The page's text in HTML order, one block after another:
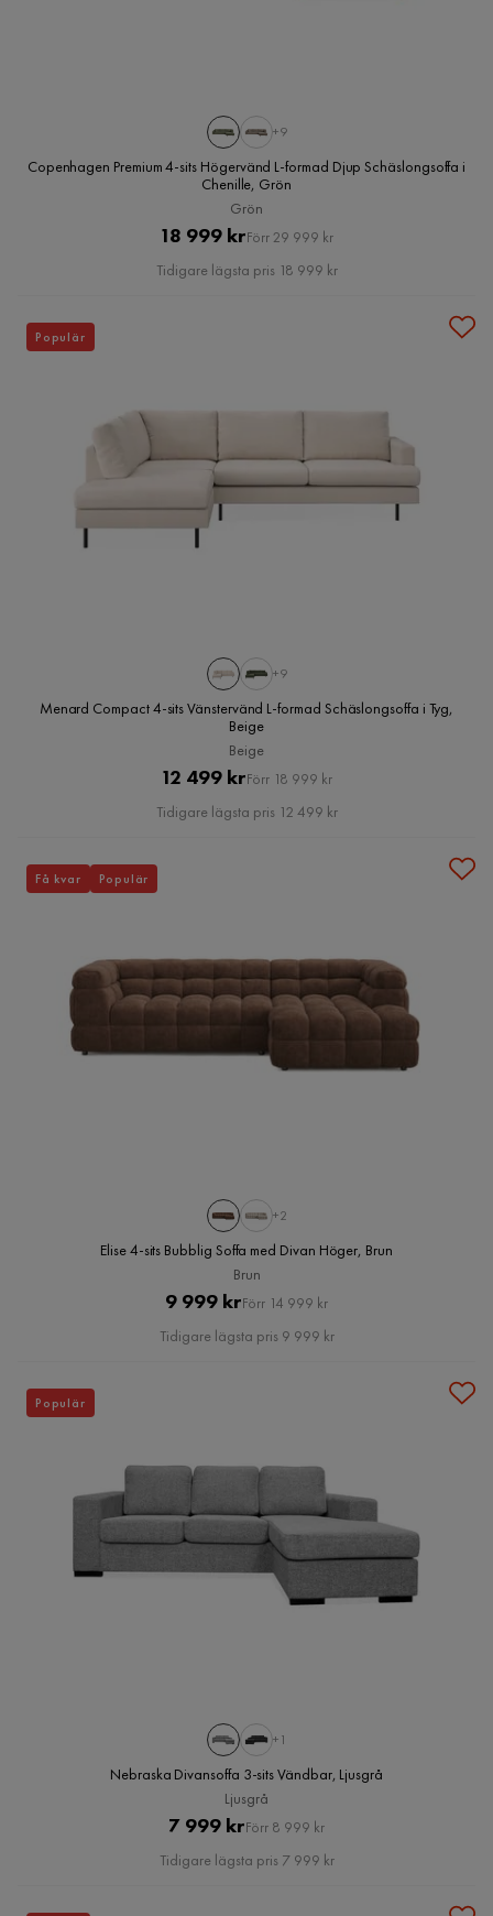
+9
Copenhagen Premium 4-sits Högervänd L-formad Djup Schäslongsoffa i
Chenille, Grön
Grön
Pris
18 999 krOriginal
Pris
Förr 29 999 kr
Tidigare lägsta pris 18 999 kr
+9
Menard Compact 4-sits Vänstervänd L-formad Schäslongsoffa i Tyg,
Beige
Beige
Pris
12 499 krOriginal
Pris
Förr 18 999 kr
Tidigare lägsta pris 12 499 kr
Populär
+2
Elise 4-sits Bubblig Soffa med Divan Höger, Brun
Brun
Pris
9 999 krOriginal
Pris
Förr 14 999 kr
Tidigare lägsta pris 9 999 kr
Få kvar Populär
+1
Nebraska Divansoffa 3-sits Vändbar, Ljusgrå
Ljusgrå
Pris
7 999 krOriginal
Pris
Förr 8 999 kr
Tidigare lägsta pris 7 999 kr
Populär